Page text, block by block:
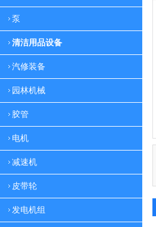
泵
清洁用品设备
汽修装备
园林机械
胶管
电机
减速机
皮带轮
发电机组